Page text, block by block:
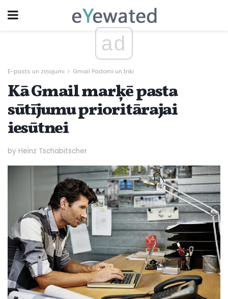
ad
E-pasts un ziņojumi Gmail Padomi un triki
Kā Gmail marķē pasta
sūtījumu prioritārajai
iesūtnei
by Heinz Tschabitscher